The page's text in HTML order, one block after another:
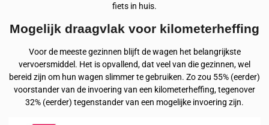
fiets in huis.
Mogelijk draagvlak voor kilometerheffing
Voor de meeste gezinnen blijft de wagen het belangrijkste
vervoersmiddel. Het is opvallend, dat veel van die gezinnen, wel
bereid zijn om hun wagen slimmer te gebruiken. Zo zou 55% (eerder)
voorstander van de invoering van een kilometerheffing, tegenover
32% (eerder) tegenstander van een mogelijke invoering zijn.